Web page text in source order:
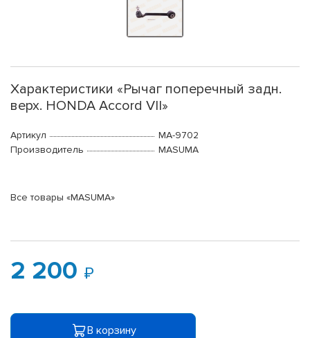
Характеристики «Рычаг поперечный задн.
верх. HONDA Accord VII»
Артикул
MA-9702
Производитель
MASUMA
Все товары «MASUMA»
2 200
В корзину